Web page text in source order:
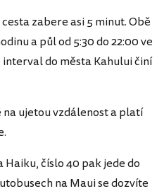
zabere asi 5 minut. Obě
a půl od 5:30 do 22:00 ve
do města Kahului činí
na ujetou vzdálenost a platí
Haiku, číslo 40 pak jede do
na Maui se dozvíte